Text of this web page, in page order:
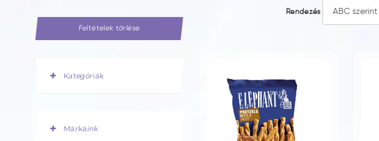
Feltételek törlése
Kategóriák
Márkáink
Rendezés